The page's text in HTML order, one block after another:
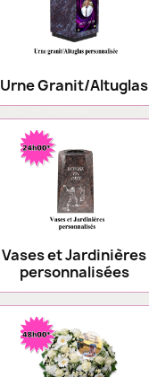
Urne Granit/Altuglas
Vases et Jardinières
personnalisées